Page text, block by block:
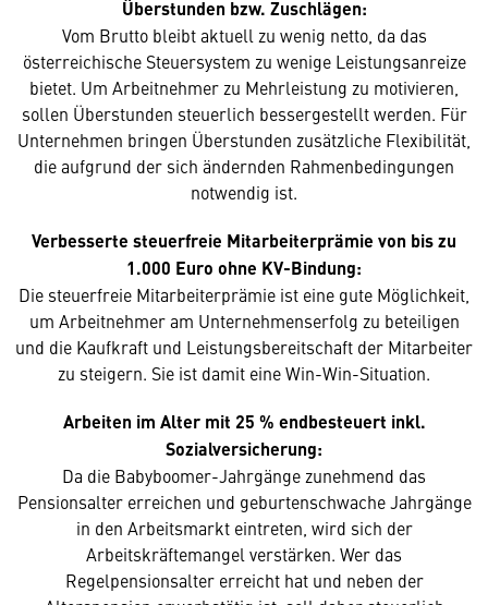
Überstunden bzw. Zuschlägen:
Vom Brutto bleibt aktuell zu wenig netto, da das
österreichische Steuersystem zu wenige Leistungsanreize
bietet. Um Arbeitnehmer zu Mehrleistung zu motivieren,
sollen Überstunden steuerlich bessergestellt werden. Für
Unternehmen bringen Überstunden zusätzliche Flexibilität,
die aufgrund der sich ändernden Rahmenbedingungen
notwendig ist.
Verbesserte steuerfreie Mitarbeiterprämie von bis zu
1.000 Euro ohne KV-Bindung:
Die steuerfreie Mitarbeiterprämie ist eine gute Möglichkeit,
um Arbeitnehmer am Unternehmenserfolg zu beteiligen
und die Kaufkraft und Leistungsbereitschaft der Mitarbeiter
zu steigern. Sie ist damit eine Win-Win-Situation.
Arbeiten im Alter mit 25 % endbesteuert inkl.
Sozialversicherung:
Da die Babyboomer-Jahrgänge zunehmend das
Pensionsalter erreichen und geburtenschwache Jahrgänge
in den Arbeitsmarkt eintreten, wird sich der
Arbeitskräftemangel verstärken. Wer das
Regelpensionsalter erreicht hat und neben der